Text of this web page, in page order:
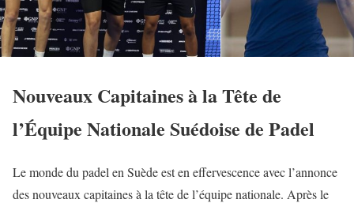
Nouveaux Capitaines à la Tête de
l’Équipe Nationale Suédoise de Padel
Le monde du padel en Suède est en effervescence avec l’annonce
des nouveaux capitaines à la tête de l’équipe nationale. Après le